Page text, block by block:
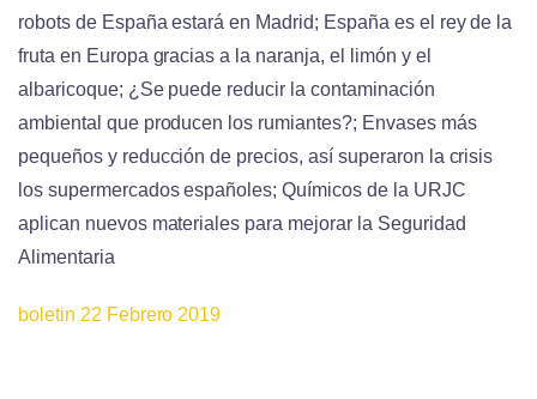
robots de España estará en Madrid; España es el rey de la
fruta en Europa gracias a la naranja, el limón y el
albaricoque; ¿Se puede reducir la contaminación
ambiental que producen los rumiantes?; Envases más
pequeños y reducción de precios, así superaron la crisis
los supermercados españoles; Químicos de la URJC
aplican nuevos materiales para mejorar la Seguridad
Alimentaria
boletin 22 Febrero 2019